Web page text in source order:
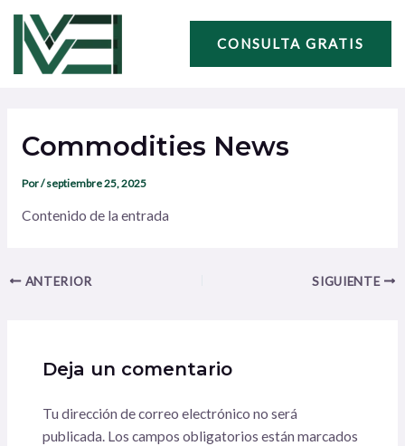
contenido
CONSULTA GRATIS
Commodities News
Por/septiembre 25, 2025
Contenido de la entrada
entradas
ANTERIOR SIGUIENTE
Deja un comentario
Tu dirección de correo electrónico no será
publicada. Los campos obligatorios están marcados